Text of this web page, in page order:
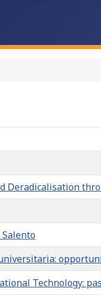
Deradicalisation
Technology: